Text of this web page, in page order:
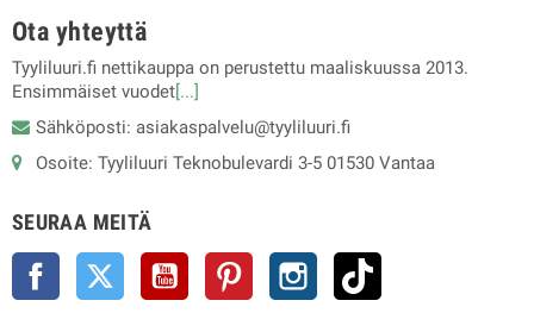
Ota yhteyttä
Tyyliluuri.fi nettikauppa on perustettu maaliskuussa 2013.
Ensimmäiset vuodet[...]
Sähköposti: asiakaspalvelu@tyyliluuri.fi
Osoite: Tyyliluuri Teknobulevardi 3-5 01530 Vantaa
SEURAA MEITÄ
Facebook Twitter YouTube Pinterest Instagram